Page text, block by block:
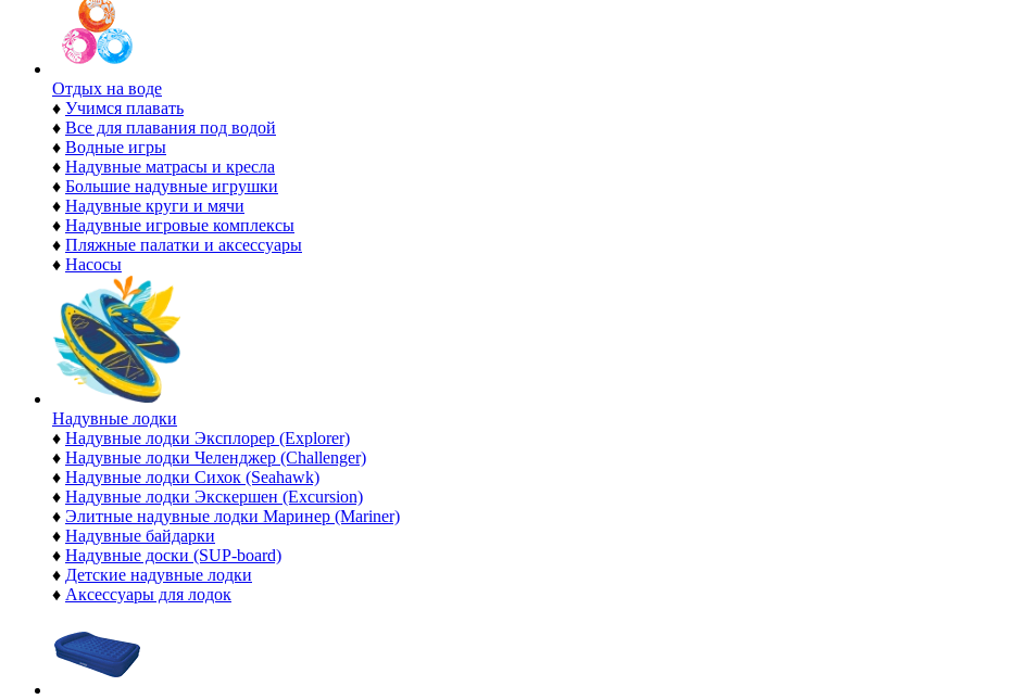
Отдых на воде
♦ Учимся плавать
♦ Все для плавания под водой
♦ Водные игры
♦ Надувные матрасы и кресла
♦ Большие надувные игрушки
♦ Надувные круги и мячи
♦ Надувные игровые комплексы
♦ Пляжные палатки и аксессуары
♦ Насосы
Надувные лодки
♦ Надувные лодки Эксплорер (Explorer)
♦ Надувные лодки Челенджер (Challenger)
♦ Надувные лодки Сихок (Seahawk)
♦ Надувные лодки Экскершен (Excursion)
♦ Элитные надувные лодки Маринер (Mariner)
♦ Надувные байдарки
♦ Надувные доски (SUP-board)
♦ Детские надувные лодки
♦ Аксессуары для лодок